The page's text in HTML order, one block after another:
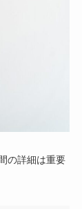
の詳細は重要